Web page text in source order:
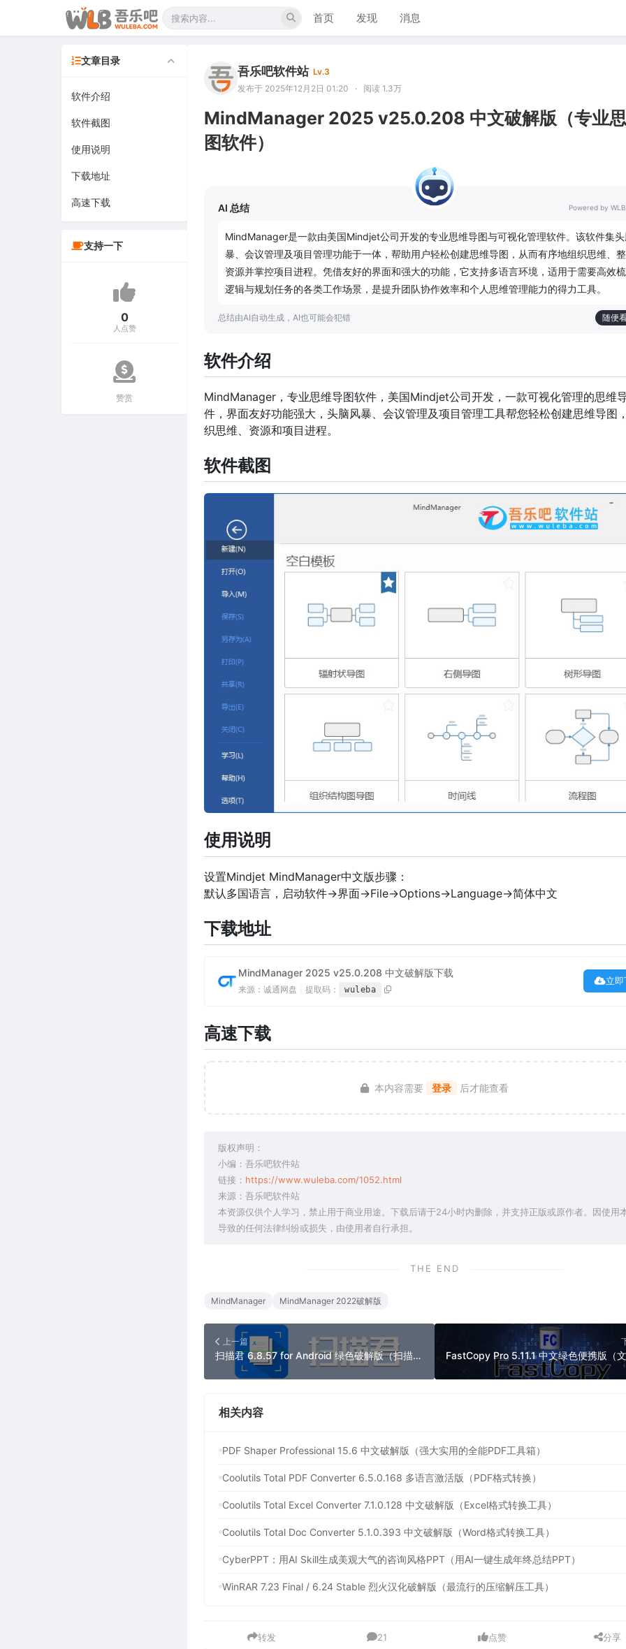
首页 发现 消息
文章目录
软件介绍
软件截图
使用说明
下载地址
高速下载
支持一下
0
人点赞
赞赏
吾乐吧软件站 Lv.3
发布于 2025年12月2日 01:20
· 阅读 1.3万
MindManager 2025 v25.0.208 中文破解版（专业
图软件）
AI 总结 Powered by
MindManager是一款由美国Mindjet公司开发的专业思维导图与可视化管理软件。该软件集
暴、会议管理及项目管理功能于一体，帮助用户轻松创建思维导图，从而有序地组织思维、
资源并掌控项目进程。凭借友好的界面和强大的功能，它支持多语言环境，适用于需要高效
逻辑与规划任务的各类工作场景，是提升团队协作效率和个人思维管理能力的得力工具。
总结由AI自动生成，AI也可能会犯错 随便
软件介绍
MindManager，专业思维导图软件，美国Mindjet公司开发，一款可视化管理的思维
件，界面友好功能强大，头脑风暴、会议管理及项目管理工具帮您轻松创建思维导图
织思维、资源和项目进程。
软件截图
使用说明
设置Mindjet MindManager中文版步骤：
默认多国语言，启动软件->界面->File->Options->Language->简体中文
下载地址
MindManager 2025 v25.0.208 中文破解版下载
来源：诚通网盘 提取码： wuleba
立即
高速下载
本内容需要 登录 后才能查看
版权声明：
小编：吾乐吧软件站
链接： https://www.wuleba.com/1052.html
来源：吾乐吧软件站
本资源仅供个人学习，禁止用于商业用途。下载后请于24小时内删除，并支持正版或原作者。因使用
导致的任何法律纠纷或损失，由使用者自行承担。
THE END
MindManager MindManager 2022破解版
上一篇
扫描君 6.8.57 for Android 绿色破解版（扫描王全能宝）
相关内容
PDF Shaper Professional 15.6 中文破解版（强大实用的全能PDF工具箱）
Coolutils Total PDF Converter 6.5.0.168 多语言激活版（PDF格式转换）
Coolutils Total Excel Converter 7.1.0.128 中文破解版（Excel格式转换工具）
Coolutils Total Doc Converter 5.1.0.393 中文破解版（Word格式转换工具）
CyberPPT：用AI Skill生成美观大气的咨询风格PPT（用AI一键生成年终总结PPT）
WinRAR 7.23 Final / 6.24 Stable 烈火汉化破解版（最流行的压缩解压工具）
转发 21 点赞 分享